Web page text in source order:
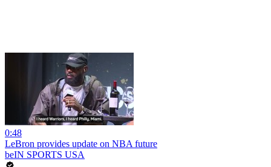
0:48
LeBron provides update on NBA future
beIN SPORTS USA